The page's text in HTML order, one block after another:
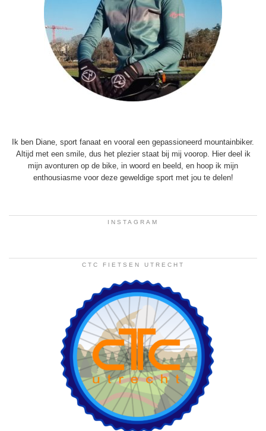
Ik ben Diane, sport fanaat en vooral een gepassioneerd mountainbiker.
Altijd met een smile, dus het plezier staat bij mij voorop. Hier deel ik
mijn avonturen op de bike, in woord en beeld, en hoop ik mijn
enthousiasme voor deze geweldige sport met jou te delen!
INSTAGRAM
CTC FIETSEN UTRECHT